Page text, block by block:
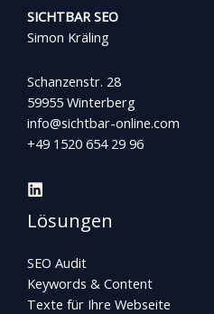
SICHTBAR SEO
Simon Kräling
Schanzenstr. 28
59955 Winterberg
info@sichtbar-online.com
+49 1520 654 29 96
Lösungen
SEO Audit
Keywords & Content
Texte für Ihre Webseite